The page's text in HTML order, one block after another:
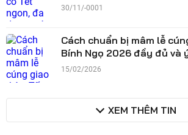
30/11/-0001
Cách chuẩn bị mâm lễ
Bính Ngọ 2026 đầy đủ và
15/02/2026
XEM THÊM TIN